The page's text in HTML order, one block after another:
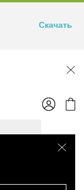
Скачать